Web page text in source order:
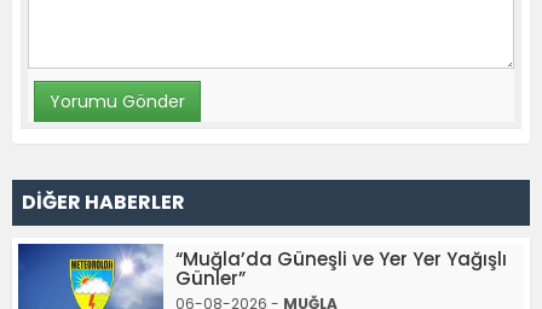
DİĞER HABERLER
“Muğla’da Güneşli ve Yer Yer Yağışlı
Günler”
06-08-2026 - MUĞLA